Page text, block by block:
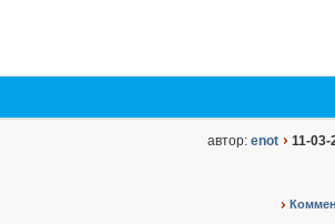
автор: enot 11-03-